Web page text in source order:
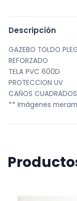
Descripción
GAZEBO TOLDO
REFORZADO
TELA PVC 600D
PROTECCION UV
CAÑOS
** Imágenes